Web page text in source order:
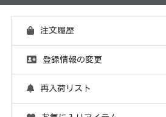
注文履歴
登録情報の変更
再入荷リスト